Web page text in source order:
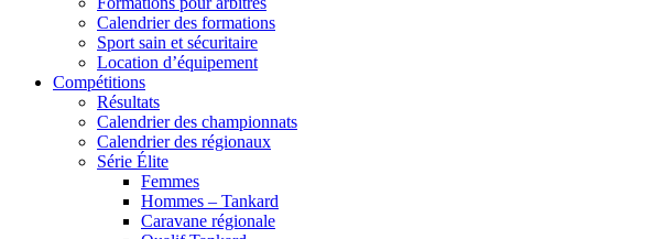
Calendrier des formations
Sport sain et sécuritaire
Location d’équipement
Compétitions
Résultats
Calendrier des championnats
Calendrier des régionaux
Série Élite
Femmes
Hommes – Tankard
Caravane régionale